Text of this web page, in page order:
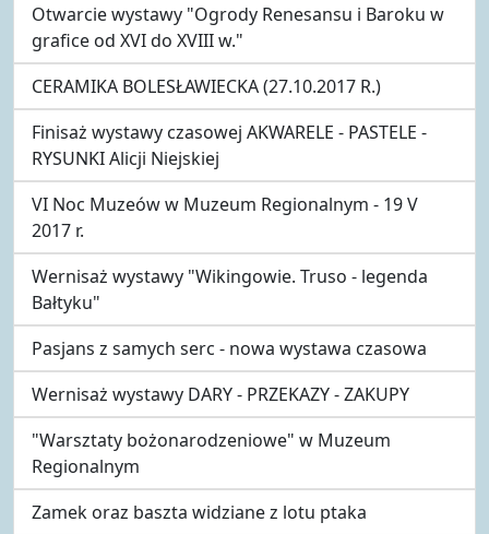
Otwarcie wystawy "Ogrody Renesansu i Baroku w
grafice od XVI do XVIII w."
CERAMIKA BOLESŁAWIECKA (27.10.2017 R.)
Finisaż wystawy czasowej AKWARELE - PASTELE -
RYSUNKI Alicji Niejskiej
VI Noc Muzeów w Muzeum Regionalnym - 19 V
2017 r.
Wernisaż wystawy "Wikingowie. Truso - legenda
Bałtyku"
Pasjans z samych serc - nowa wystawa czasowa
Wernisaż wystawy DARY - PRZEKAZY - ZAKUPY
"Warsztaty bożonarodzeniowe" w Muzeum
Regionalnym
Zamek oraz baszta widziane z lotu ptaka